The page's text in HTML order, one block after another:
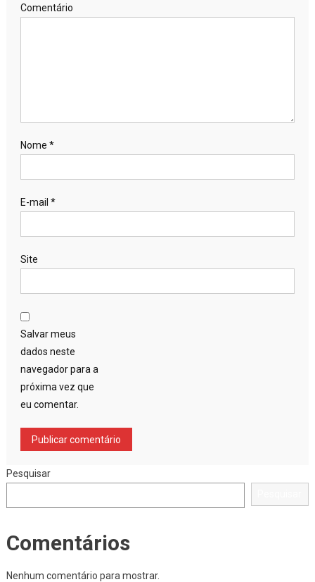
Comentário
Nome *
E-mail *
Site
Salvar meus
dados neste
navegador para a
próxima vez que
eu comentar.
Pesquisar
Comentários
Nenhum comentário para mostrar.